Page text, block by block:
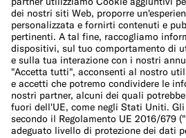
Calcolatore dell'inflazione
Calcolatore spese di
Calcolatore di budget per
Altro
Conto studenti